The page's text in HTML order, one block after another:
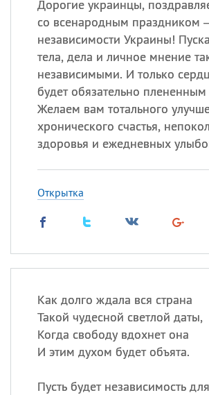
Дорогие украинцы,
со всенародным
независимости Украины!
тела, дела и личное мнение
независимыми. И только
будет обязательно
Желаем вам тотального
хронического счастья,
здоровья и ежедневных
Открытка
Как долго ждала вся страна
Такой чудесной светлой даты,
Когда свободу вдохнет она
И этим духом будет объята.
Пусть будет независимость